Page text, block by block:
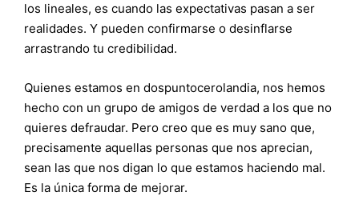
los lineales, es cuando las expectativas pasan a ser
realidades. Y pueden confirmarse o desinflarse
arrastrando tu credibilidad.
Quienes estamos en dospuntocerolandia, nos hemos
hecho con un grupo de amigos de verdad a los que no
quieres defraudar. Pero creo que es muy sano que,
precisamente aquellas personas que nos aprecian,
sean las que nos digan lo que estamos haciendo mal.
Es la única forma de mejorar.